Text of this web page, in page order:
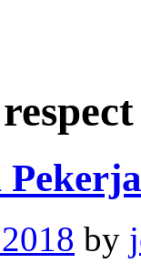
respect
by